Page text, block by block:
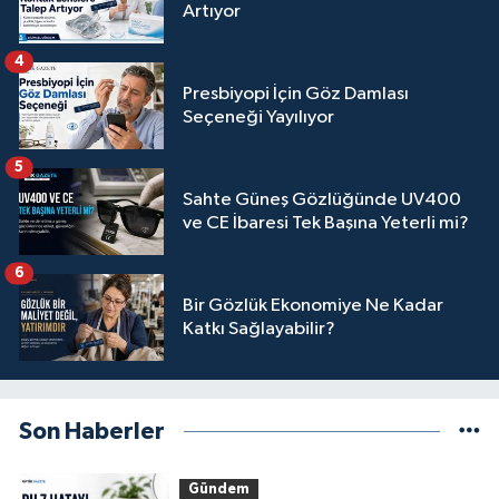
Artıyor
Presbiyopi İçin Göz Damlası
Seçeneği Yayılıyor
4
Sahte Güneş Gözlüğünde UV400
ve CE İbaresi Tek Başına Yeterli mi?
5
Bir Gözlük Ekonomiye Ne Kadar
Katkı Sağlayabilir?
6
Son Haberler
Gündem